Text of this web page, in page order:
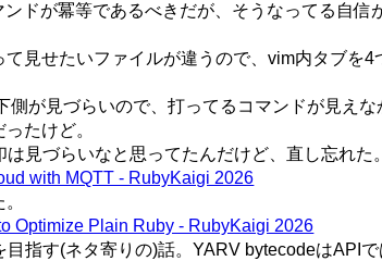
ドが冪等であるべきだが、そうなってる自信
見せたいファイルが違うので、vim内タブを
側が見づらいので、打ってるコマンドが見えな
たけど。
見づらいなと思ってたんだけど、直し忘れた。
with MQTT - RubyKaigi 2026
Optimize Plain Ruby - RubyKaigi 2026
指す(ネタ寄りの)話。YARV bytecodeはAPI